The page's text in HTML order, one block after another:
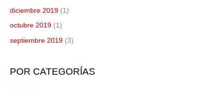
diciembre 2019 (1)
octubre 2019 (1)
septiembre 2019 (3)
POR CATEGORÍAS